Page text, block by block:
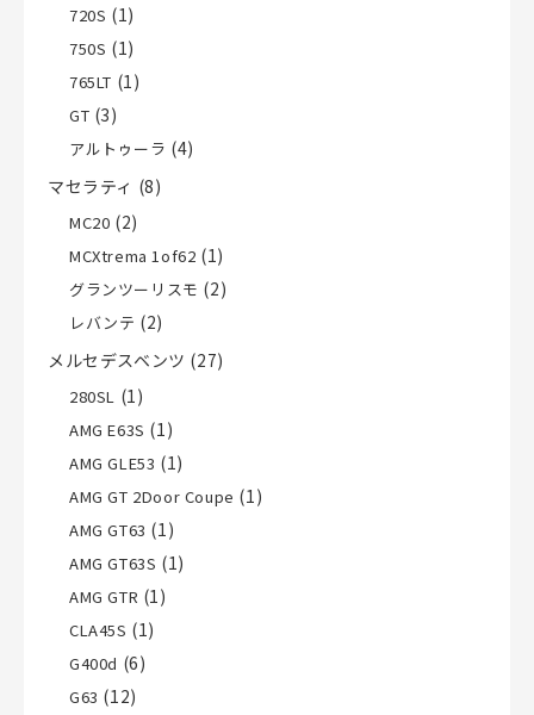
720S (1)
750S (1)
765LT (1)
GT (3)
アルトゥーラ (4)
マセラティ (8)
MC20 (2)
MCXtrema 1of62 (1)
グランツーリスモ (2)
レバンテ (2)
メルセデスベンツ (27)
280SL (1)
AMG E63S (1)
AMG GLE53 (1)
AMG GT 2Door Coupe (1)
AMG GT63 (1)
AMG GT63S (1)
AMG GTR (1)
CLA45S (1)
G400d (6)
G63 (12)